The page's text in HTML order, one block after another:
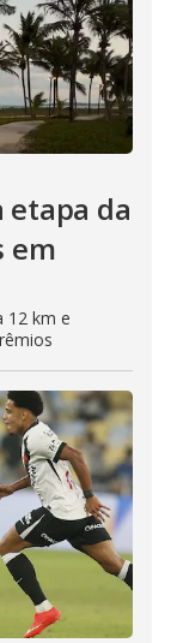
etapa da
em
12 km e